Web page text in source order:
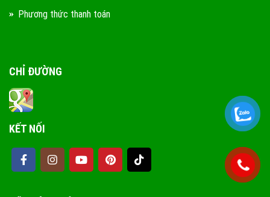
Phương thức thanh toán
CHỈ ĐƯỜNG
KẾT NỐI